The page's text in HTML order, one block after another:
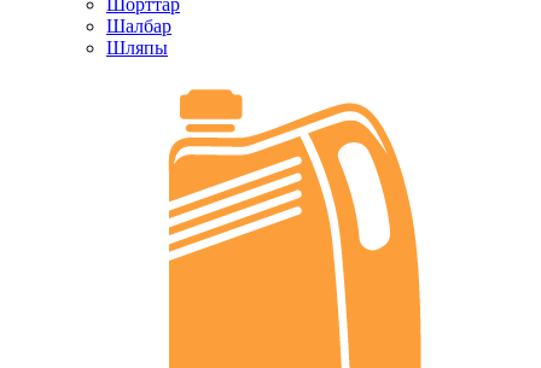
Шорттар
Шалбар
Шляпы